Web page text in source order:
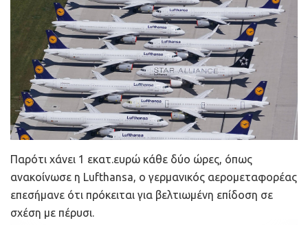
πανδημία έχει αποβεί σε τροχοπέδη στην πορεία
υλοποίησης και απορρόφησης των έργων που έχουν
αναλάβει δικαιούχοι στο πλαίσιο του ΕΣΠΑ, με
αποτέλεσμα να μην είναι σε θέση να εκπληρώσουν τις
δεσμεύσεις απορρόφησης του εγκεκριμένου
προϋπολογισμού εντός των τρεχουσών καταληκτικών
ημερομηνιών των προγραμμάτων.
Επικράτεια, οι οποίες έχουν επιδείξει σημαντική
ανθεκτικότητα και προσαρμοστικότητα στις τρέχουσες
συνθήκες της πανδημίας, με μακρά και δυναμική πορεία
στην παραγωγή, ανάπτυξη και προώθηση στο
Παρότι χάνει 1 εκατ.ευρώ κάθε δύο ώρες, όπως
ανακοίνωσε η Lufthansa, ο γερμανικός αερομεταφορέας
επεσήμανε ότι πρόκειται για βελτιωμένη επίδοση σε
σχέση με πέρυσι.